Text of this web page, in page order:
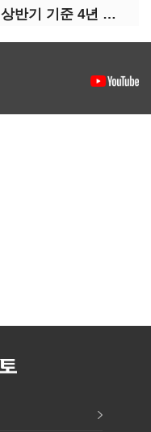
KGM, 상반기 영업익 305억…상반기 기준 4년 연속 흑자